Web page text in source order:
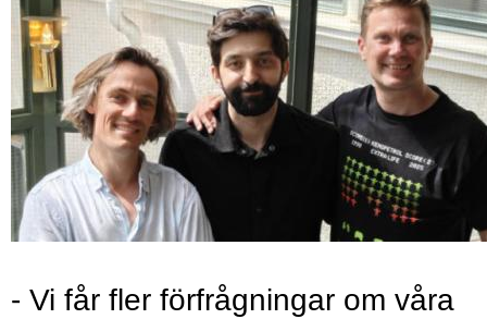
- Vi får fler förfrågningar om våra